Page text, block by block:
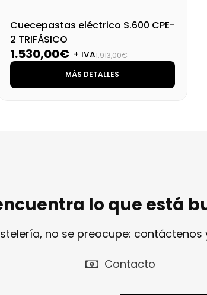
Cuecepastas eléctrico S.600 CPE-
2 TRIFÁSICO
1.530,00€ + IVA1.913,00€
MÁS DETALLES
lo que está
no se preocupe:
Contacto